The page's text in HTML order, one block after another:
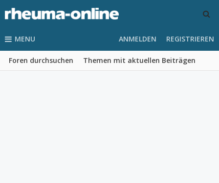
MENU
Foren durchsuchen Themen mit aktuellen Beiträgen
ANMELDEN REGISTRIEREN